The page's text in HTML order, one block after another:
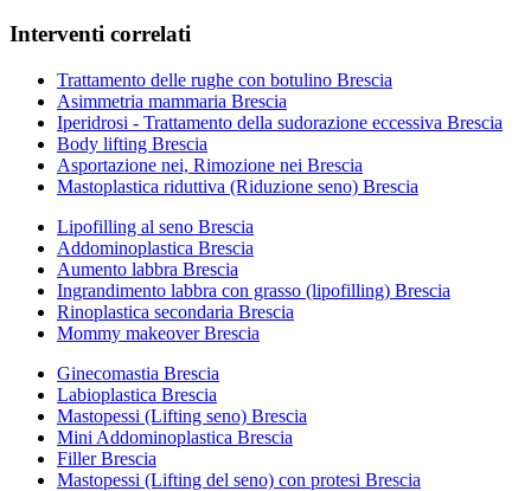
Interventi correlati
Trattamento delle rughe con botulino Brescia
Asimmetria mammaria Brescia
Iperidrosi - Trattamento della sudorazione eccessiva Brescia
Body lifting Brescia
Asportazione nei, Rimozione nei Brescia
Mastoplastica riduttiva (Riduzione seno) Brescia
Lipofilling al seno Brescia
Addominoplastica Brescia
Aumento labbra Brescia
Ingrandimento labbra con grasso (lipofilling) Brescia
Rinoplastica secondaria Brescia
Mommy makeover Brescia
Ginecomastia Brescia
Labioplastica Brescia
Mastopessi (Lifting seno) Brescia
Mini Addominoplastica Brescia
Filler Brescia
Mastopessi (Lifting del seno) con protesi Brescia